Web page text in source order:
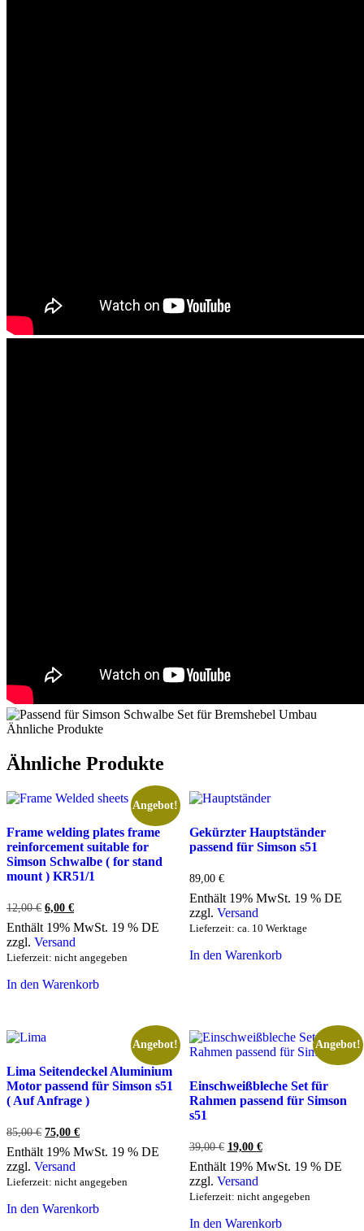
Ähnliche Produkte
Ähnliche Produkte
Angebot!
Frame welding plates frame
reinforcement suitable for
Simson Schwalbe ( for stand
mount ) KR51/1
12,00€ Ursprünglicher
Preis
war:
12,00 €
6,00 €
Preis
ist:
6,00 €.
Enthält 19% MwSt. 19 % DE
zzgl. Versand
Lieferzeit: nicht angegeben
In den Warenkorb
Gekürzter Hauptständer
passend für Simson s51
89,00 €
Enthält 19% MwSt. 19 % DE
zzgl. Versand
Lieferzeit: ca. 10 Werktage
In den Warenkorb
Angebot!
Lima Seitendeckel Aluminium
Motor passend für Simson s51
( Auf Anfrage )
85,00€ Ursprünglicher
Preis
war:
85,00 €
75,00 €
Preis
ist:
Enthält 19% MwSt. 19 % DE
zzgl. Versand
Lieferzeit: nicht angegeben
In den Warenkorb
Angebot!
Einschweißbleche Set für
Rahmen passend für Simson
s51
39,00€ Ursprünglicher
Preis
war:
39,00 €
19,00 €Aktueller
Preis
ist:
Enthält 19% MwSt. 19 % DE
zzgl. Versand
Lieferzeit: nicht angegeben
In den Warenkorb